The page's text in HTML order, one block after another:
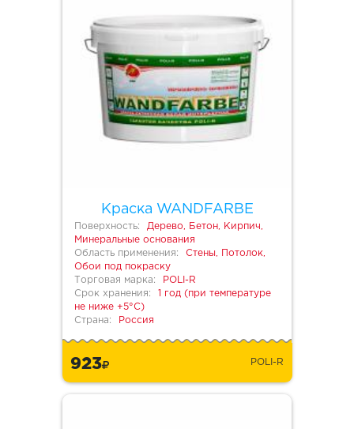
Краска WANDFARBE
Поверхность:
Дерево, Бетон, Кирпич,
Минеральные основания
Область применения:
Стены, Потолок,
Обои под покраску
Торговая марка:
POLI-R
Срок хранения:
1 год (при температуре
не ниже +5°С)
Страна:
Россия
923 POLI-R